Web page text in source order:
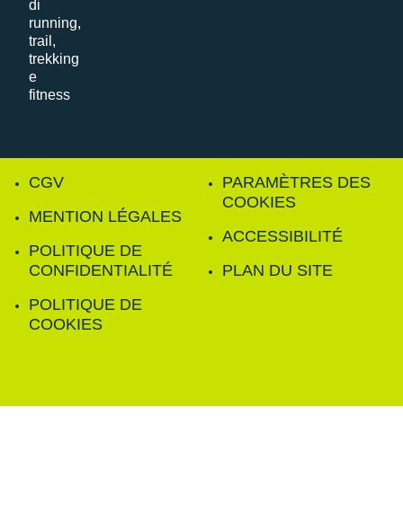
CGV
MENTION LÉGALES
POLITIQUE DE
CONFIDENTIALITÉ
POLITIQUE DE
COOKIES
PARAMÈTRES DES
COOKIES
ACCESSIBILITÉ
PLAN DU SITE